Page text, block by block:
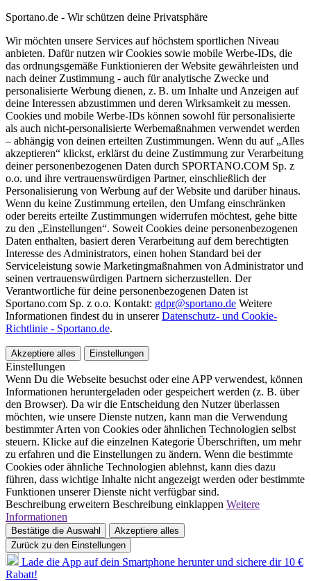
Sportano.de - Wir schützen deine Privatsphäre
Wir möchten unsere Services auf höchstem sportlichen Niveau
anbieten. Dafür nutzen wir Cookies sowie mobile Werbe-IDs, die
das ordnungsgemäße Funktionieren der Website gewährleisten und
nach deiner Zustimmung - auch für analytische Zwecke und
personalisierte Werbung dienen, z. B. um Inhalte und Anzeigen auf
deine Interessen abzustimmen und deren Wirksamkeit zu messen.
Cookies und mobile Werbe-IDs können sowohl für personalisierte
als auch nicht-personalisierte Werbemaßnahmen verwendet werden
– abhängig von deinen erteilten Zustimmungen. Wenn du auf „Alles
akzeptieren“ klickst, erklärst du deine Zustimmung zur Verarbeitung
deiner personenbezogenen Daten durch SPORTANO.COM Sp. z
o.o. und ihre vertrauenswürdigen Partner, einschließlich der
Personalisierung von Werbung auf der Website und darüber hinaus.
Wenn du keine Zustimmung erteilen, den Umfang einschränken
oder bereits erteilte Zustimmungen widerrufen möchtest, gehe bitte
zu den „Einstellungen“. Soweit Cookies deine personenbezogenen
Daten enthalten, basiert deren Verarbeitung auf dem berechtigten
Interesse des Administrators, einen hohen Standard bei der
Serviceleistung sowie Marketingmaßnahmen von Administrator und
seinen vertrauenswürdigen Partnern sicherzustellen. Der
Verantwortliche für deine personenbezogenen Daten ist
Sportano.com Sp. z o.o. Kontakt: gdpr@sportano.de Weitere
Informationen findest du in unsererDatenschutz- und Cookie-
Richtlinie - Sportano.de.
Akzeptiere alles Einstellungen
Einstellungen
Wenn Du die Webseite besuchst oder eine APP verwendest, können
Informationen heruntergeladen oder gespeichert werden (z. B. über
den Browser). Da wir die Entscheidung den Nutzer überlassen
möchten, wie unsere Dienste nutzen, kann man die Verwendung
bestimmter Arten von Cookies oder ähnlichen Technologien selbst
steuern. Klicke auf die einzelnen Kategorie Überschriften, um mehr
zu erfahren und die Einstellungen zu ändern. Wenn die bestimmte
Cookies oder ähnliche Technologien ablehnst, kann dies dazu
führen, dass wichtige Inhalte nicht angezeigt werden oder bestimmte
Funktionen unserer Dienste nicht verfügbar sind.
Beschreibung erweitern Beschreibung einklappen Weitere
Informationen
Bestätige die Auswahl
Akzeptiere alles
Zurück zu den Einstellungen
Lade die App auf dein Smartphone herunter und sichere dir 10 €
Rabatt!